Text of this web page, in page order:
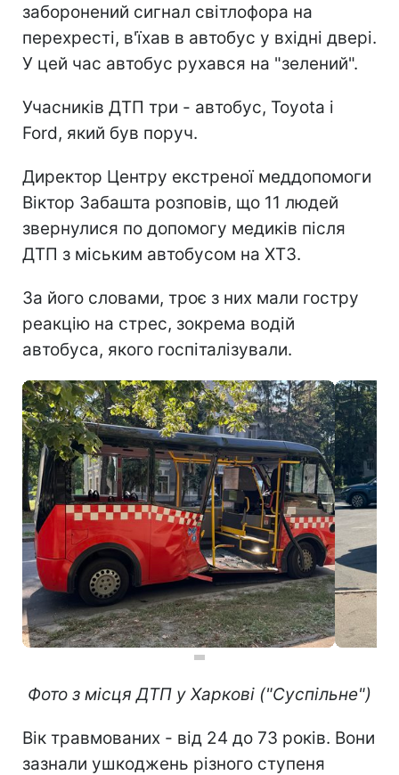
заборонений сигнал світлофора на
перехресті, в'їхав в автобус у вхідні двері.
У цей час автобус рухався на "зелений".
Учасників ДТП три - автобус, Toyota і
Ford, який був поруч.
Директор Центру екстреної меддопомоги
Віктор Забашта розповів, що 11 людей
звернулися по допомогу медиків після
ДТП з міським автобусом на ХТЗ.
За його словами, троє з них мали гостру
реакцію на стрес, зокрема водій
автобуса, якого госпіталізували.
Фото з місця ДТП у Харкові ("Суспільне")
Вік травмованих - від 24 до 73 років. Вони
зазнали ушкоджень різного ступеня